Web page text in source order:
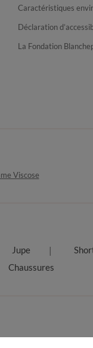
Caractéristiques
Déclaration
La Fondation
Viscose
Jupe
Chaussures